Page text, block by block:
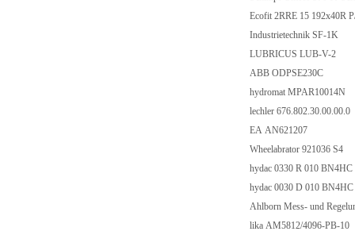
Ecofit 2RRE 15 192x40R
Industrietechnik SF-1K
LUBRICUS LUB-V-2
ABB ODPSE230C
hydromat MPAR10014N
lechler 676.802.30.00.00.0
EA AN621207
Wheelabrator 921036 S4
hydac 0330 R 010
hydac 0030 D 010
Ahlborn Mess- und
lika AM5812/4096-PB-10